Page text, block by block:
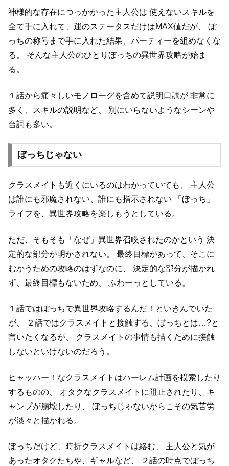
神様的な存在につっかかった主人公は 使えないスキルを
全て手に入れて、運のステータスだけはMAX値だが、
ぼ
っちの称号まで手に入れた結果、パーティーを組めなくな
る。
そんな主人公のひとりぼっちの異世界攻略が始ま
る。
１話から痛々しいモノローグを含めて説明口調が 非常に
多く、スキルの説明など、
別にいらないようなシーンや
台詞も多い。
ぼっちじゃない
クラスメイトも近くにいるのはわかっていても、
主人公
は誰にも邪魔されない、誰にも指示されない 「ぼっち」
ライフを、異世界攻略を楽しもうとしている。
ただ、そもそも「なぜ」異世界召喚されたのかという 決
定的な部分が明かされない。
最終目標があって、そこに
むかうための攻略のはずなのに、
決定的な部分が描かれ
ず、最終目標もないため、
ふわーっとしている。
１話ではぼっちで異世界攻略するんだ！といきんでいた
が、
２話ではクラスメイトと接触する、ぼっちとは…?と
言いたくなるが、
クラスメイトの事情も描くために接触
しないといけないのだろう。
ヒャッハー！なクラスメイトはハーレム計画を模索したり
するものの、
オタクなクラスメイトに阻止されたり、キ
ャンプが崩壊したり、
ぼっちじゃないからこその気苦労
が淡々と描かれる。
ぼっちだけど、時折クラスメイトは絡む、
主人公と気が
あったオタクたちや、ギャルなど、
２話の時点でぼっち